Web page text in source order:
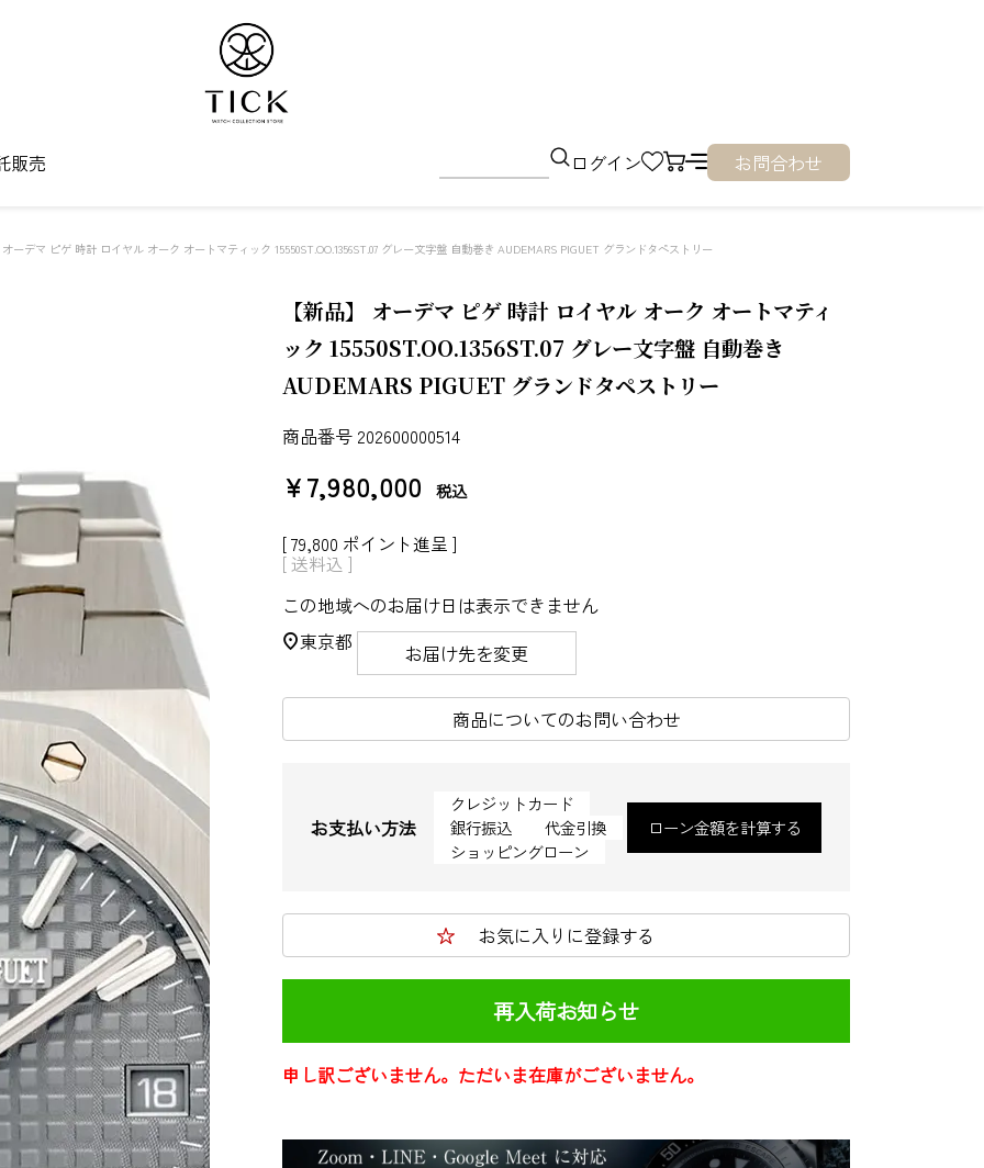
販売 ログイン お問合わせ
ーデマ ピゲ 時計 ロイヤル オーク オートマティック 15550ST.OO.1356ST.07 グレー文字盤 自動巻き AUDEMARS PIGUET グランドタペストリー
【新品】 オーデマ ピゲ 時計 ロイヤル オーク オートマティ
ック 15550ST.OO.1356ST.07 グレー文字盤 自動巻き
AUDEMARS PIGUET グランドタペストリー
商品番号 202600000514
¥7,980,000 税込
[79,800 ポイント進呈 ]
送料込
この地域へのお届け日は表示できません
東京都
お届け先を変更
商品についてのお問い合わせ
お支払い方法
クレジットカード
銀行振込
代金引換
ショッピングローン
ローン金額を計算する
お気に入りに登録する
再入荷お知らせ
申し訳ございません。ただいま在庫がございません。